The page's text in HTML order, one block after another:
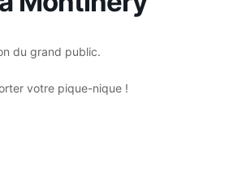
du grand public.
votre pique-nique !